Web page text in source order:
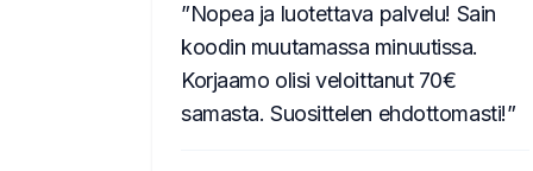
Nopea ja luotettava palvelu! Sain
koodin muutamassa minuutissa.
Korjaamo olisi veloittanut 70€
samasta. Suosittelen ehdottomasti!